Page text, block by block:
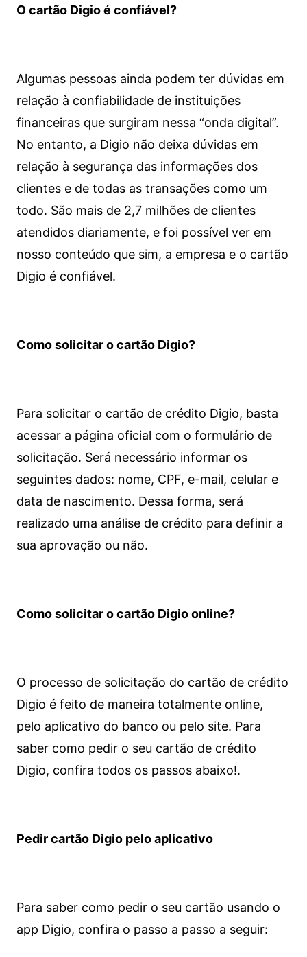
O cartão Digio é confiável?
Algumas pessoas ainda podem ter dúvidas em
relação à confiabilidade de instituições
financeiras que surgiram nessa “onda digital”.
No entanto, a Digio não deixa dúvidas em
relação à segurança das informações dos
clientes e de todas as transações como um
todo. São mais de 2,7 milhões de clientes
atendidos diariamente, e foi possível ver em
nosso conteúdo que sim, a empresa e o cartão
Digio é confiável.
Como solicitar o cartão Digio?
Para solicitar o cartão de crédito Digio, basta
acessar a página oficial com o formulário de
solicitação. Será necessário informar os
seguintes dados: nome, CPF, e-mail, celular e
data de nascimento. Dessa forma, será
realizado uma análise de crédito para definir a
sua aprovação ou não.
Como solicitar o cartão Digio online?
O processo de solicitação do cartão de crédito
Digio é feito de maneira totalmente online,
pelo aplicativo do banco ou pelo site. Para
saber como pedir o seu cartão de crédito
Digio, confira todos os passos abaixo!.
Pedir cartão Digio pelo aplicativo
Para saber como pedir o seu cartão usando o
app Digio, confira o passo a passo a seguir: